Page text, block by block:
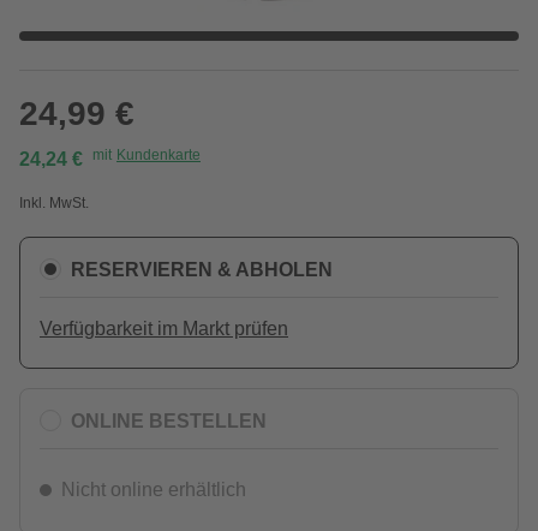
24,99 €
24,24 € mit Kundenkarte
Inkl. MwSt.
RESERVIEREN & ABHOLEN
Verfügbarkeit im Markt prüfen
ONLINE BESTELLEN
Nicht online erhältlich